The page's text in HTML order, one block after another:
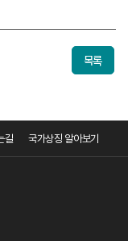
목록
길 국가상징 알아보기